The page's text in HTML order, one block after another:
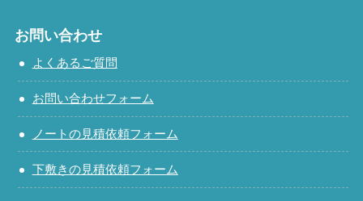
お問い合わせ
よくあるご質問
お問い合わせフォーム
ノートの見積依頼フォーム
下敷きの見積依頼フォーム